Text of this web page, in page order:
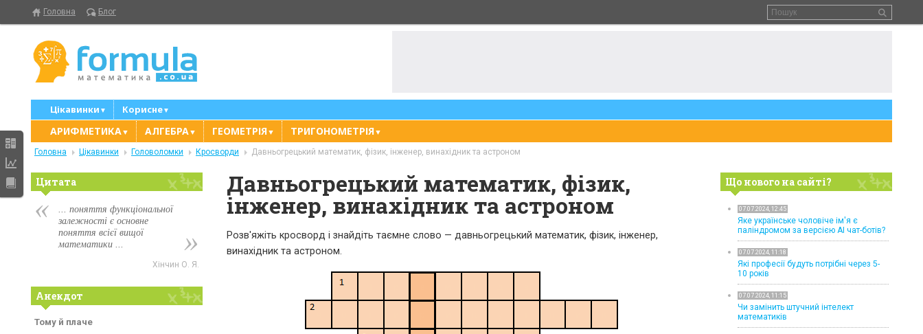
Головна Блог
Цікавинки ▼ Корисне▼
АРИФМЕТИКА▼ АЛГЕБРА▼ ГЕОМЕТРІЯ▼ ТРИГОНОМЕТРІЯ▼
Головна Цікавинки Головоломки Кросворди Давньогрецький математик, фізик, інженер, винахідник та астроном
Цитата
... поняття функціональної
залежності є основне
поняття всієї вищої
математики ...
Хінчин О. Я.
Анекдот
Тому й плаче
Що нового на сайті?
07.07.2024, 12:45
Яке українське чоловіче ім'я є
паліндромом за версією AI чат-ботів?
07.07.2024, 11:18
Які професії будуть потрібні через 5-
10 років
07.07.2024, 11:15
Чи замінить штучний інтелект
математиків
Давньогрецький математик, фізик,
інженер, винахідник та астроном
Розв'яжіть кросворд і знайдіть таємне слово — давньогрецький математик, фізик, інженер,
винахідник та астроном.